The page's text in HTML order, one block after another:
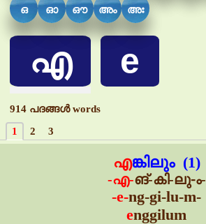
ഒ ഓ ഔ അം അഃ
എ e
914 പദങ്ങള്‍ words
1
2 3
എങ്കിലും (1)
-എ-ങ്-കി-ലു-ം-
-e-ng-gi-lu-m-
enggilum